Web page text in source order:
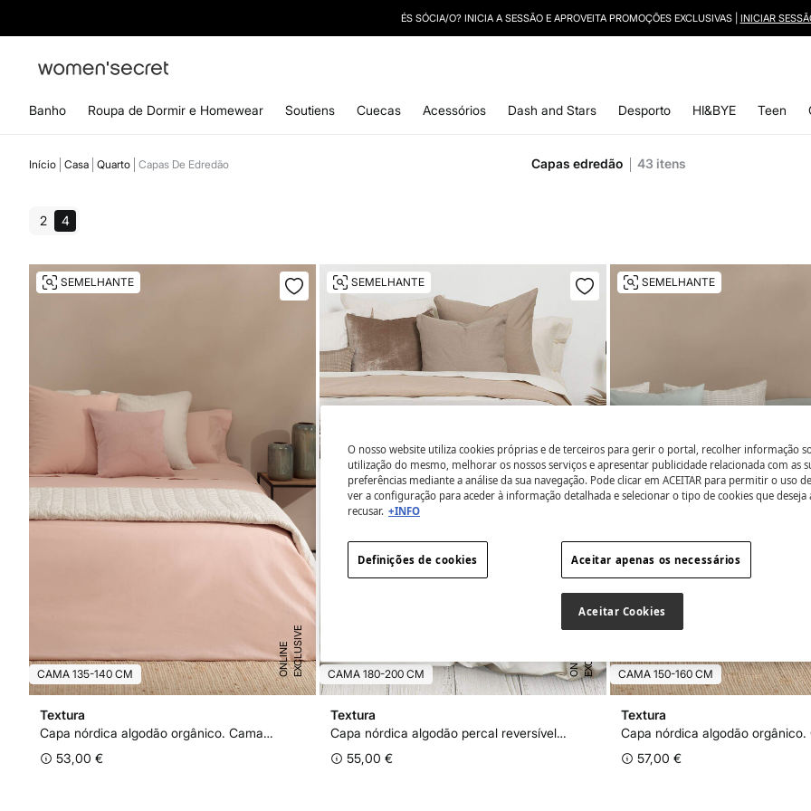
DEVOLUÇÕES GRÁTIS NA LOJA E COM RECOLHA AO DOMICILIO
Banho Roupa de Dormir e Homewear Soutiens Cuecas Acessórios Dash and Stars Desporto HI&BYE Teen
Início Casa Quarto Capas De Edredão Capas edredão 43 itens
2 4
CAMA 135-140 CM E
X
C
L
U
SI
V
E
O
N
L
I
N
E
SEMELHANTE
Textura
Capa nórdica algodão orgânico. Cama 135-140 cm.
53,00 €
CAMA 180-200 CM E
X
C
L
U
SI
V
E
O
N
L
I
N
E
SEMELHANTE
Textura
Capa nórdica algodão percal reversível. Cama 180-200 cm.
55,00 €
CAMA 150-160 CM
SEMELHANTE
Textura
57,00 €
O nosso website utiliza cookies próprias e de terceiros para gerir o portal, recolher informação
utilização do mesmo, melhorar os nossos serviços e apresentar publicidade relacionada com as
preferências mediante a análise da sua navegação. Pode clicar em ACEITAR para permitir o uso
ver a configuração para aceder à informação detalhada e selecionar o tipo de cookies que deseja
recusar. +INFO
Aceitar apenas os necessários
Aceitar Cookies
Definições de cookies